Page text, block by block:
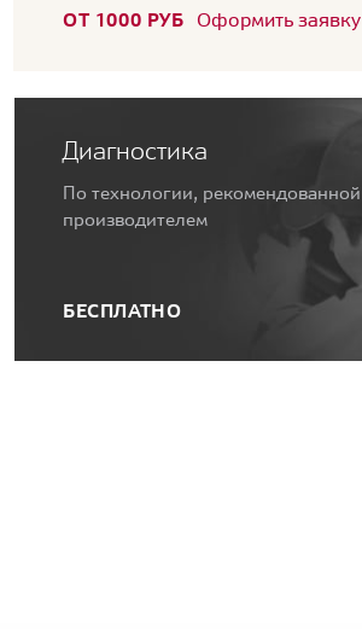
ОТ 1000 РУБ Оформить заявку
Диагностика
По технологии, рекомендованной
производителем
БЕСПЛАТНО